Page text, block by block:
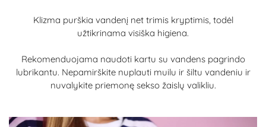
Klizma purškia vandenį net trimis kryptimis, todėl
užtikrinama visiška higiena.
Rekomenduojama naudoti kartu su vandens pagrindo
lubrikantu. Nepamirškite nuplauti muilu ir šiltu vandeniu ir
nuvalykite priemonę sekso žaislų valikliu.